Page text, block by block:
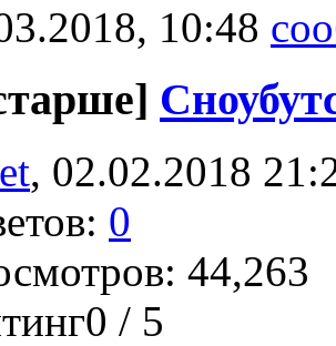
10:48
, 02.02.2018
0
44,263
/ 5